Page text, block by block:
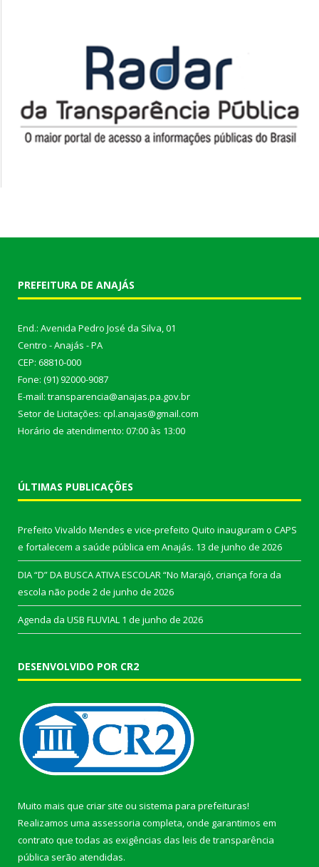
PREFEITURA DE ANAJÁS
End.: Avenida Pedro José da Silva, 01
Centro - Anajás - PA
CEP: 68810-000
Fone: (91) 92000-9087
E-mail: transparencia@anajas.pa.gov.br
Setor de Licitações: cpl.anajas@gmail.com
Horário de atendimento: 07:00 às 13:00
ÚLTIMAS PUBLICAÇÕES
Prefeito Vivaldo Mendes e vice-prefeito Quito inauguram o CAPS
e fortalecem a saúde pública em Anajás. 13 de junho de 2026
DIA “D” DA BUSCA ATIVA ESCOLAR “No Marajó, criança fora da
escola não pode 2 de junho de 2026
Agenda da USB FLUVIAL 1 de junho de 2026
DESENVOLVIDO POR CR2
Muito mais que criar site ou sistema para prefeituras!
Realizamos uma assessoria completa, onde garantimos em
contrato que todas as exigências das leis de transparência
pública serão atendidas.